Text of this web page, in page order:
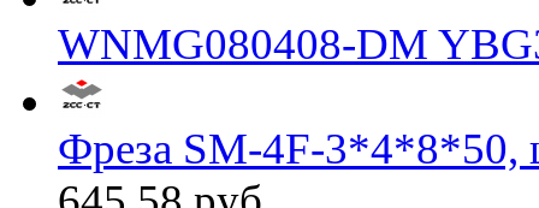
WNMG080408-DM
Фреза SM-4F-3*4*8*50,